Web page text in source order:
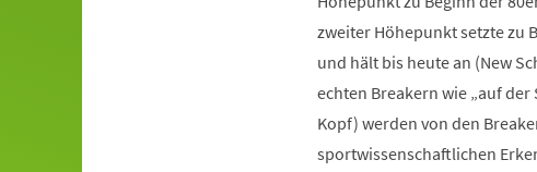
zweiter Höhepunkt setzte zu
und hält bis heute an (New
echten Breakern wie „auf der
Kopf) werden von den
sportwissenschaftlichen